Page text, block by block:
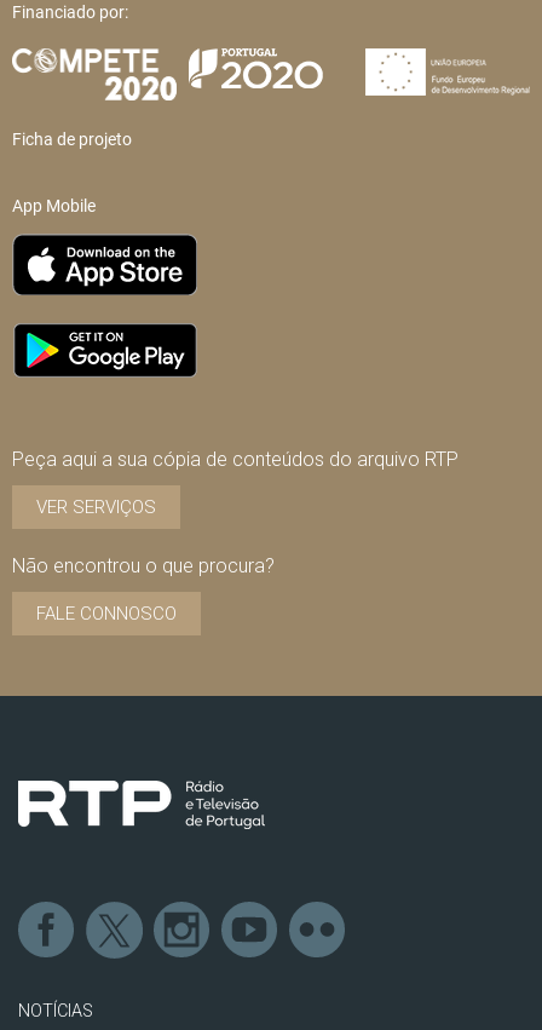
Financiado por:
Ficha de projeto
App Mobile
Peça aqui a sua cópia de conteúdos do arquivo RTP
VER SERVIÇOS
Não encontrou o que procura?
FALE CONNOSCO
NOTÍCIAS